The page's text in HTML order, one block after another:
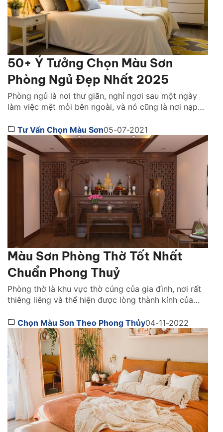
50+ Ý Tưởng Chọn Màu Sơn
Phòng Ngủ Đẹp Nhất 2025
Phòng ngủ là nơi thư giãn, nghỉ ngơi sau một ngày
làm việc mệt mỏi bên ngoài, và nó cũng là nơi nạp
nhiệt huyết. Việc chọn được nội thất phòng ngủ
thoải mái là chưa đủ mà biết cách lựa chọn màu sơn
[…]
Tư Vấn Chọn Màu Sơn05-07-2021
Màu Sơn Phòng Thờ Tốt Nhất
Chuẩn Phong Thuỷ
Phòng thờ là khu vực thờ cúng của gia đình, nơi rất
thiêng liêng và thể hiện được lòng thành kính của
khi thiết kế không gian này, phong thủy là một yếu
tố mà bạn không thể bỏ qua. Vậy, nên chọn […]
Chọn Màu Sơn Theo Phong Thủy04-11-2022